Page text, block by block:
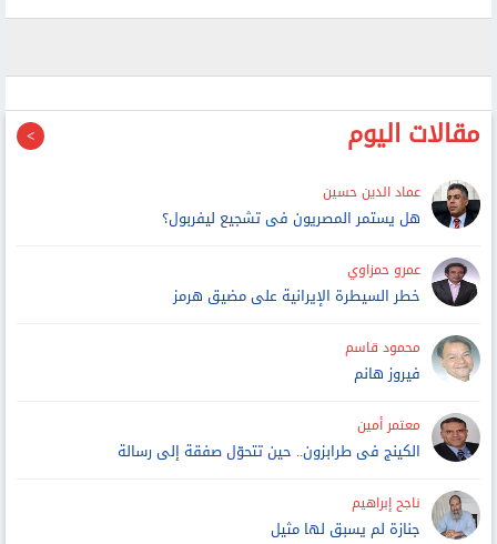
مقالات اليوم
عماد الدين حسين
هل يستمر المصريون فى تشجيع ليفربول؟
عمرو حمزاوي
خطر السيطرة الإيرانية على مضيق هرمز
محمود قاسم
فيروز هانم
معتمر أمين
الكينج فى طرابزون.. حين تتحوّل صفقة إلى رسالة
ناجح إبراهيم
جنازة لم يسبق لها مثيل